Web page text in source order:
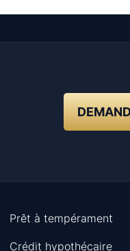
Prêt à tempérament
Crédit hypothécaire